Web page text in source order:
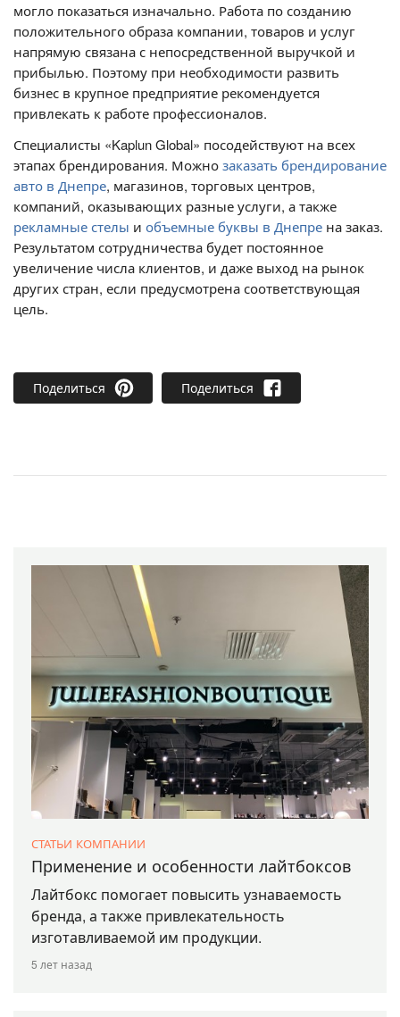
могло показаться изначально. Работа по созданию
положительного образа компании, товаров и услуг
напрямую связана с непосредственной выручкой и
прибылью. Поэтому при необходимости развить
бизнес в крупное предприятие рекомендуется
привлекать к работе профессионалов.
Специалисты «Kaplun Global» посодействуют на всех
этапах брендирования. Можнозаказать брендирование
авто в Днепре, магазинов, торговых центров,
компаний, оказывающих разные услуги, а также
рекламные стелы и объемные буквы в Днепре на заказ.
Результатом сотрудничества будет постоянное
увеличение числа клиентов, и даже выход на рынок
других стран, если предусмотрена соответствующая
цель.
Поделиться Поделиться
СТАТЬИ КОМПАНИИ
Применение и особенности лайтбоксов
Лайтбокс помогает повысить узнаваемость
бренда, а также привлекательность
изготавливаемой им продукции.
5 лет назад